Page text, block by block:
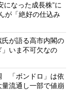
になった成長株”に
が「絶好の仕込み
氏が語る高市内閣の
いま不可欠なの
「ボンドロ」は依
流通し一部で値崩